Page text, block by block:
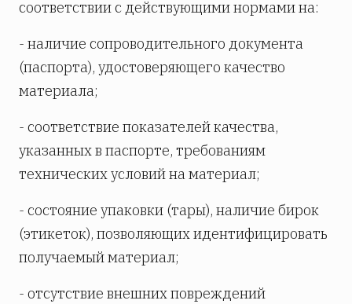
соответствии с действующими нормами на:
- наличие сопроводительного документа
(паспорта), удостоверяющего качество
материала;
- соответствие показателей качества,
указанных в паспорте, требованиям
технических условий на материал;
- состояние упаковки (тары), наличие бирок
(этикеток), позволяющих идентифицировать
получаемый материал;
- отсутствие внешних повреждений